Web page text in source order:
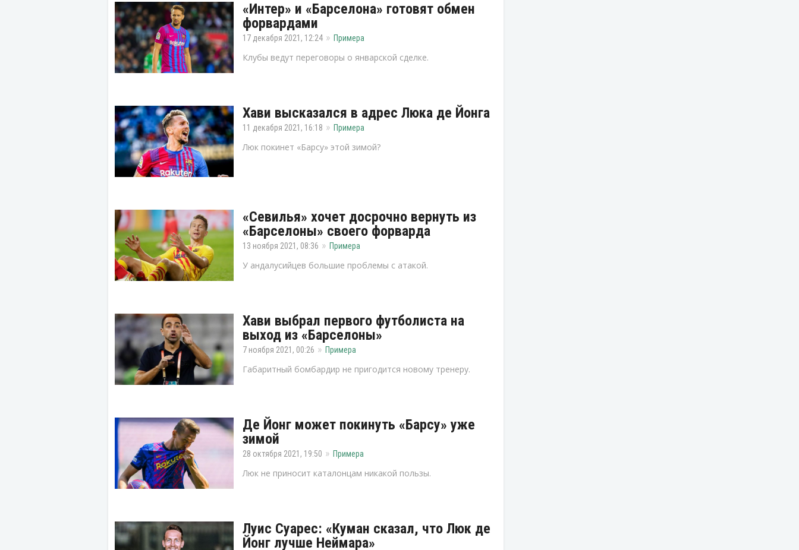
«Интер» и «Барселона» готовят обмен
форвардами
17 декабря 2021, 12:24 Примера
Клубы ведут переговоры о январской сделке.
Хави высказался в адрес Люка де Йонга
11 декабря 2021, 16:18 Примера
Люк покинет «Барсу» этой зимой?
«Севилья» хочет досрочно вернуть из
«Барселоны» своего форварда
13 ноября 2021, 08:36 Примера
У андалусийцев большие проблемы с атакой.
Хави выбрал первого футболиста на
выход из «Барселоны»
7 ноября 2021, 00:26 Примера
Габаритный бомбардир не пригодится новому тренеру.
Де Йонг может покинуть «Барсу» уже
зимой
28 октября 2021, 19:50 Примера
Люк не приносит каталонцам никакой пользы.
Луис Суарес: «Куман сказал, что Люк де
Йонг лучше Неймара»